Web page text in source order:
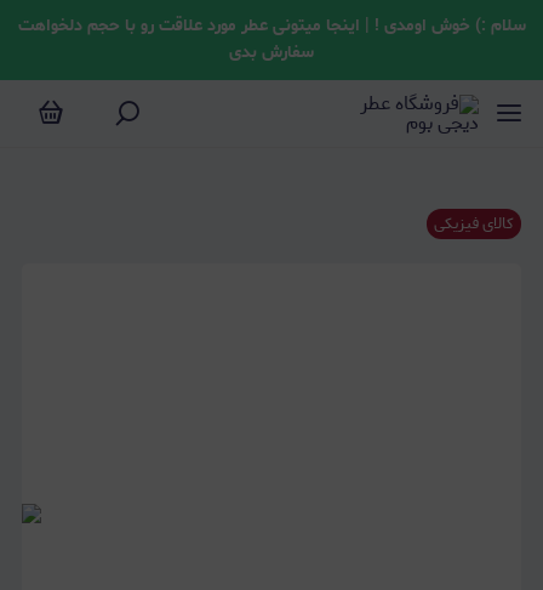
سلام :) خوش اومدی ! | اینجا میتونی عطر مورد علاقت رو با حجم دلخواهت
سفارش بدی
کالای فیزیکی